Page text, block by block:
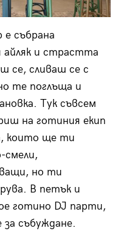
е събрана
айляк и страстта
се, сливаш се с
те поглъща и
Тук съвсем
на готиния екип
които ще ти
смели,
но ти
В петък и
готино DJ парти,
събуждане.